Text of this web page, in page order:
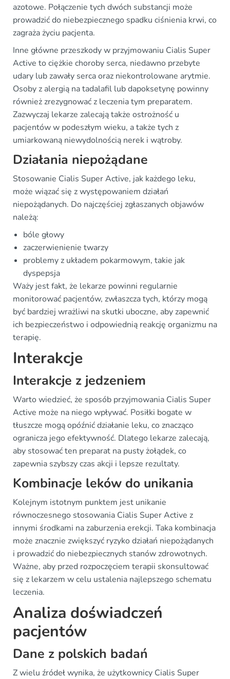
azotowe. Połączenie tych dwóch substancji może
prowadzić do niebezpiecznego spadku ciśnienia krwi, co
zagraża życiu pacjenta.
Inne główne przeszkody w przyjmowaniu Cialis Super
Active to ciężkie choroby serca, niedawno przebyte
udary lub zawały serca oraz niekontrolowane arytmie.
Osoby z alergią na tadalafil lub dapoksetynę powinny
również zrezygnować z leczenia tym preparatem.
Zazwyczaj lekarze zalecają także ostrożność u
pacjentów w podeszłym wieku, a także tych z
umiarkowaną niewydolnością nerek i wątroby.
Działania niepożądane
Stosowanie Cialis Super Active, jak każdego leku,
może wiązać się z występowaniem działań
niepożądanych. Do najczęściej zgłaszanych objawów
należą:
bóle głowy
zaczerwienienie twarzy
problemy z układem pokarmowym, takie jak
dyspepsja
Waży jest fakt, że lekarze powinni regularnie
monitorować pacjentów, zwłaszcza tych, którzy mogą
być bardziej wrażliwi na skutki uboczne, aby zapewnić
ich bezpieczeństwo i odpowiednią reakcję organizmu na
terapię.
Interakcje
Interakcje z jedzeniem
Warto wiedzieć, że sposób przyjmowania Cialis Super
Active może na niego wpływać. Posiłki bogate w
tłuszcze mogą opóźnić działanie leku, co znacząco
ogranicza jego efektywność. Dlatego lekarze zalecają,
aby stosować ten preparat na pusty żołądek, co
zapewnia szybszy czas akcji i lepsze rezultaty.
Kombinacje leków do unikania
Kolejnym istotnym punktem jest unikanie
równoczesnego stosowania Cialis Super Active z
innymi środkami na zaburzenia erekcji. Taka kombinacja
może znacznie zwiększyć ryzyko działań niepożądanych
i prowadzić do niebezpiecznych stanów zdrowotnych.
Ważne, aby przed rozpoczęciem terapii skonsultować
się z lekarzem w celu ustalenia najlepszego schematu
leczenia.
Analiza doświadczeń
pacjentów
Dane z polskich badań
Z wielu źródeł wynika, że użytkownicy Cialis Super